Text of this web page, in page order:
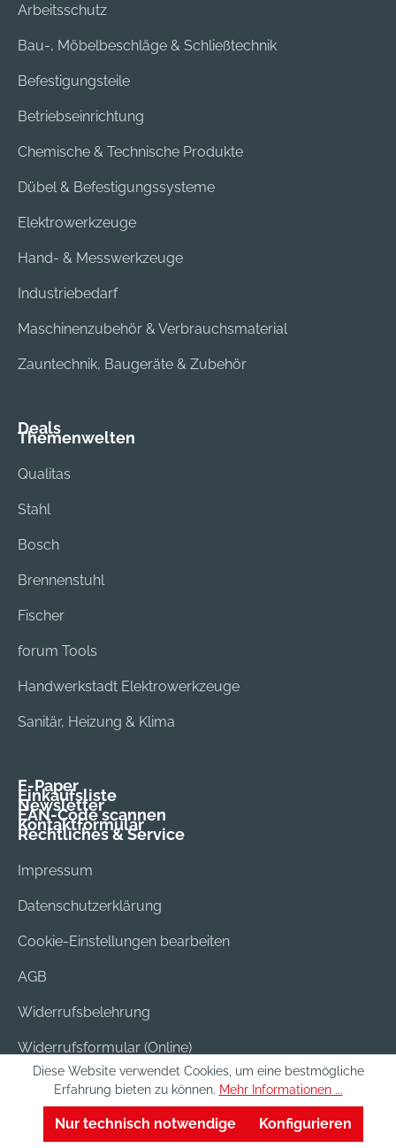
Arbeitsschutz
Bau-, Möbelbeschläge & Schließtechnik
Befestigungsteile
Betriebseinrichtung
Chemische & Technische Produkte
Dübel & Befestigungssysteme
Elektrowerkzeuge
Hand- & Messwerkzeuge
Industriebedarf
Maschinenzubehör & Verbrauchsmaterial
Zauntechnik, Baugeräte & Zubehör
Deals
Themenwelten
Qualitas
Stahl
Bosch
Brennenstuhl
Fischer
forum Tools
Handwerkstadt Elektrowerkzeuge
Sanitär, Heizung & Klima
E-Paper
Einkaufsliste
Newsletter
EAN-Code scannen
Kontaktformular
Rechtliches & Service
Impressum
Datenschutzerklärung
Cookie-Einstellungen bearbeiten
AGB
Widerrufsbelehrung
Widerrufsformular (Online)
Versand & Bezahlung
Batterieentsorgung
Diese Website verwendet Cookies, um eine bestmögliche
Erfahrung bieten zu können. Mehr Informationen ...
Nur technisch notwendige Konfigurieren